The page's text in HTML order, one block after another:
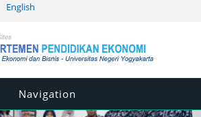
English
Navigation